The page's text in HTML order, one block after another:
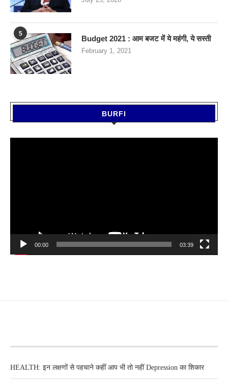
5
Budget 2021 : आम बजट में ये महंगी, ये सस्‍ती
February 1, 2021
BURFI
00:00 03:39
HEALTH: इन लक्षणों से पहचाने कहीं आप भी तो नहीं Depression का शिकार